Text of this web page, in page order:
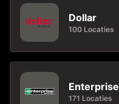
Dollar
100 Locaties
Enterprise
171 Locaties